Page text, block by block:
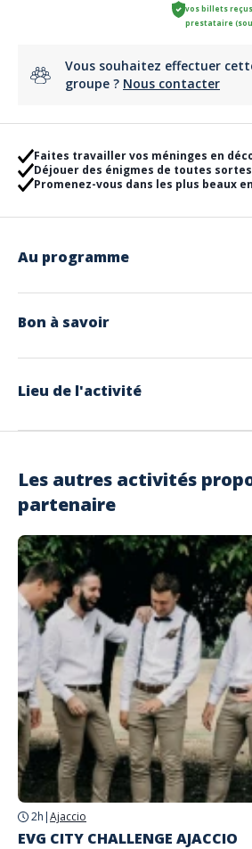
vos billets
prestataire
Vous souhaitez effectuer
groupe ? Nous contacter
Faites travailler vos méninges en
Déjouer des énigmes de toutes sortes
Promenez-vous dans les plus beaux
Au programme
Bon à savoir
Allemand, Anglais, Français
Lieu de l'activité
Adresse
Square Reynaldo Hahn, Cannes, France
Les autres activités
partenaire
2h |Ajaccio
EVG CITY CHALLENGE AJACCIO